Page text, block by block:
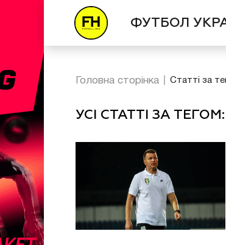
ФУТБОЛ
Головна сторінка Статті за
УСІ СТАТТІ ЗА